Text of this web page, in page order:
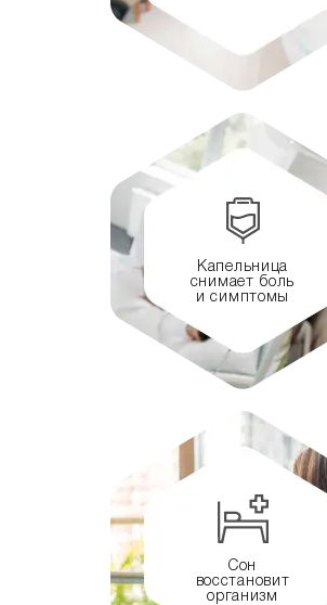
Капельница
снимает боль
и симптомы
Сон
восстановит
организм